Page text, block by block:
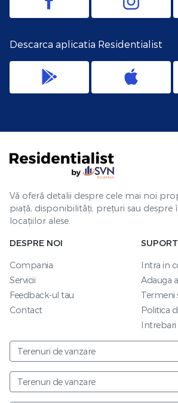
Descarca aplicatia Residentialist
Vă oferă detalii despre cele mai noi
piață, disponibilități, prețuri sau
locațiilor alese.
DESPRE NOI
Compania
Servicii
Feedback-ul tau
Contact
Intra in
Adauga
Termeni
Politica
Intrebari
Terenuri de vanzare
Terenuri de vanzare